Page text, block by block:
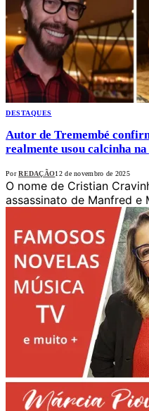
DESTAQUES
Autor de Tremembé
realmente usou calcinha
Por REDAÇÃO12 de novembro de 2025
O nome de Cristian
assassinato de Manfred e